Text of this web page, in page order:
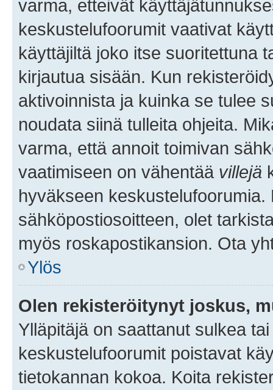
varma, etteivät
keskustelufoorumit vaativat
käyttäjiltä joko itse suoritettuna
kirjautua sisään. Kun
aktivoinnista ja kuinka se tulee
noudata siinä tulleita ohjeita.
varma, että annoit toimivan
vaatimiseen on vähentää villejä
hyväkseen
sähköpostiosoitteen, olet
myös roskapostikansion. Ota
Ylös
Olen rekisteröitynyt joskus,
Ylläpitäjä on saattanut sulkea
keskustelufoorumit poistavat
tietokannan kokoa. Koita